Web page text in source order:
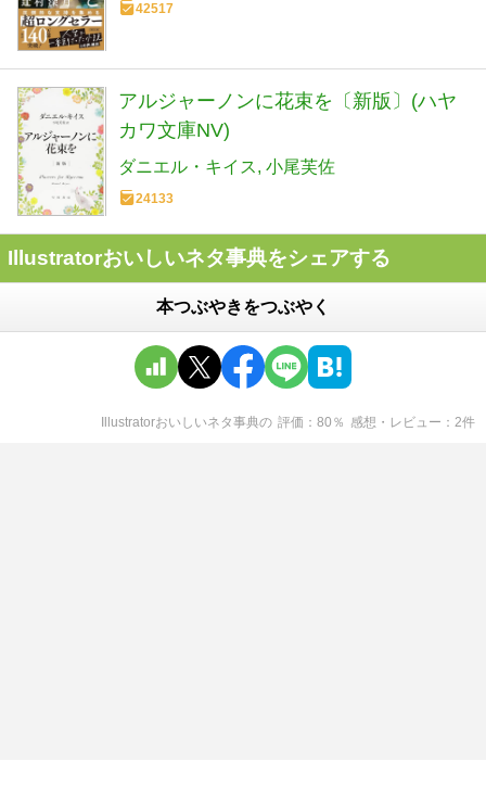
42517
アルジャーノンに花束を〔新版〕(ハヤ
カワ文庫NV)
ダニエル・キイス 小尾芙佐
24133
Illustratorおいしいネタ事典をシェアする
本つぶやきをつぶやく
Illustratorおいしいネタ事典の 評価 80 ％ 感想・レビュー 2件